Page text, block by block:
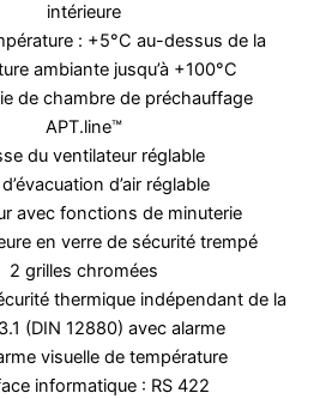
intérieure
: +5°C au-dessus de la
ambiante jusqu’à +100°C
de chambre de préchauffage
APT.line™
du ventilateur réglable
d’air réglable
avec fonctions de minuterie
en verre de sécurité trempé
2 grilles chromées
thermique indépendant de la
(DIN 12880) avec alarme
visuelle de température
informatique : RS 422